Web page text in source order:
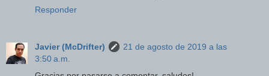
Responder
Javier (McDrifter)
21 de agosto de 2019 a las
3:50 a.m.